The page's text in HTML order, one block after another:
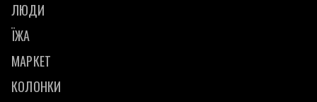
ЛЮДИ
ЇЖА
МАРКЕТ
КОЛОНКИ